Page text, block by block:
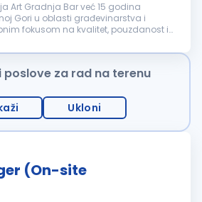
Art Gradnja Bar već 15 godina
Gori u oblasti građevinarstva i
fokusom na kvalitet, pouzdanost i
i...
poslove za rad na terenu
Ukloni
(On-site